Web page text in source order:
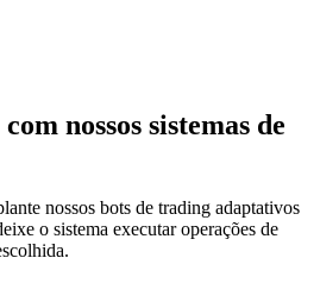
nossos sistemas de
nossos bots de trading adaptativos
o sistema executar operações de